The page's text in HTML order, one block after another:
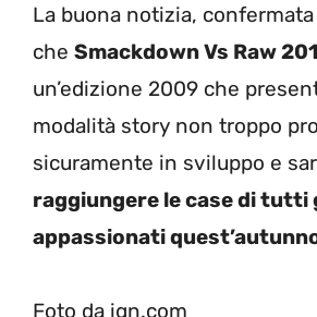
La buona notizia, confermata
che Smackdown Vs Raw
un’edizione 2009 che
modalità story non troppo
sicuramente in sviluppo e
raggiungere le case di tutti
appassionati
Foto da ign.com